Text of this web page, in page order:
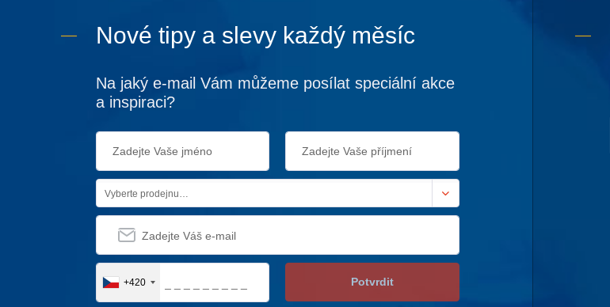
Nové tipy a slevy každý měsíc
Na jaký e-mail Vám můžeme posílat speciální akce
a inspiraci?
Vyberte prodejnu…
+420 Potvrdit